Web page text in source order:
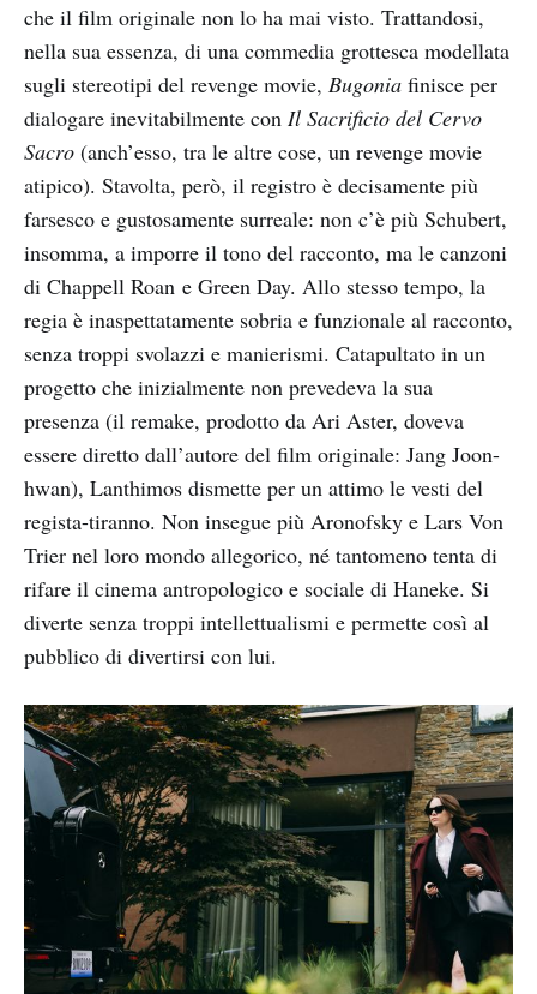
che il film originale non lo ha mai visto. Trattandosi,
nella sua essenza, di una commedia grottesca modellata
sugli stereotipi del revenge movie, Bugonia finisce per
dialogare inevitabilmente con Il Sacrificio del Cervo
Sacro (anch’esso, tra le altre cose, un revenge movie
atipico). Stavolta, però, il registro è decisamente più
farsesco e gustosamente surreale: non c’è più Schubert,
insomma, a imporre il tono del racconto, ma le canzoni
di Chappell Roan e Green Day. Allo stesso tempo, la
regia è inaspettatamente sobria e funzionale al racconto,
senza troppi svolazzi e manierismi. Catapultato in un
progetto che inizialmente non prevedeva la sua
presenza (il remake, prodotto da Ari Aster, doveva
essere diretto dall’autore del film originale: Jang Joon-
hwan), Lanthimos dismette per un attimo le vesti del
regista-tiranno. Non insegue più Aronofsky e Lars Von
Trier nel loro mondo allegorico, né tantomeno tenta di
rifare il cinema antropologico e sociale di Haneke. Si
diverte senza troppi intellettualismi e permette così al
pubblico di divertirsi con lui.